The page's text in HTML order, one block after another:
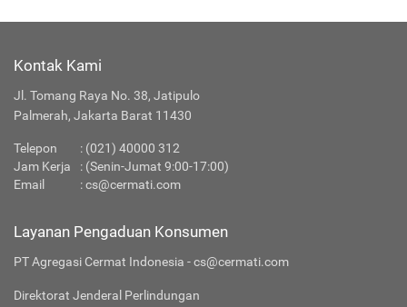
Kontak Kami
Jl. Tomang Raya No. 38, Jatipulo
Palmerah, Jakarta Barat 11430
Telepon : (021) 40000 312
Jam Kerja
: (Senin-Jumat 9:00-17:00)
Email
:cs@cermati.com
Layanan Pengaduan Konsumen
PT Agregasi Cermat Indonesia - cs@cermati.com
Direktorat Jenderal Perlindungan